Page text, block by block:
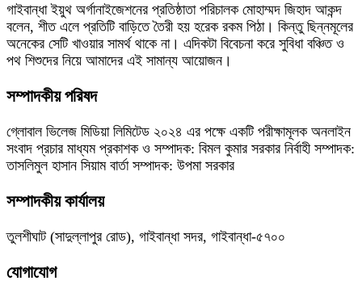
গাইবান্ধা ইয়ুথ অর্গানাইজেশনের প্রতিষ্ঠাতা পরিচালক মোহাম্মদ জিহাদ আকন্দ
বলেন, শীত এলে প্রতিটি বাড়িতে তৈরী হয় হরেক রকম পিঠা। কিন্তু ছিন্নমূলের
অনেকের সেটি খাওয়ার সামর্থ থাকে না। এদিকটা বিবেচনা করে সুবিধা বঞ্চিত ও
পথ শিশুদের নিয়ে আমাদের এই সামান্য আয়োজন।
সম্পাদকীয় পরিষদ
গ্লোবাল ভিলেজ মিডিয়া লিমিটেড ২০২৪ এর পক্ষে একটি পরীক্ষামূলক অনলাইন
সংবাদ প্রচার মাধ্যম প্রকাশক ও সম্পাদক: বিমল কুমার সরকার নির্বাহী সম্পাদক:
তাসলিমুল হাসান সিয়াম বার্তা সম্পাদক: উপমা সরকার
সম্পাদকীয় কার্যালয়
তুলশীঘাট (সাদুল্লাপুর রোড), গাইবান্ধা সদর, গাইবান্ধা-৫৭০০
যোগাযোগ